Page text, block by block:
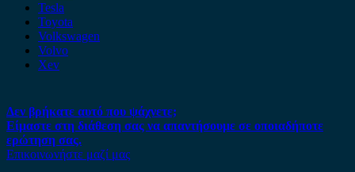
Tesla
Toyota
Volkswagen
Volvo
Xev
Δεν βρήκατε αυτό που ψάχνετε;
Είμαστε στη διάθεση σας να απαντήσουμε σε οποιαδήποτε
ερώτηση σας.
Επικοινωνήστε μαζί μας